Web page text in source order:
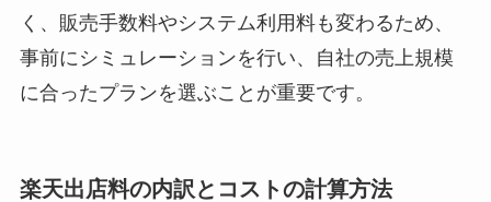
く、販売手数料やシステム利用料も変わるため、
事前にシミュレーションを行い、自社の売上規模
に合ったプランを選ぶことが重要です。
楽天出店料の内訳とコストの計算方法